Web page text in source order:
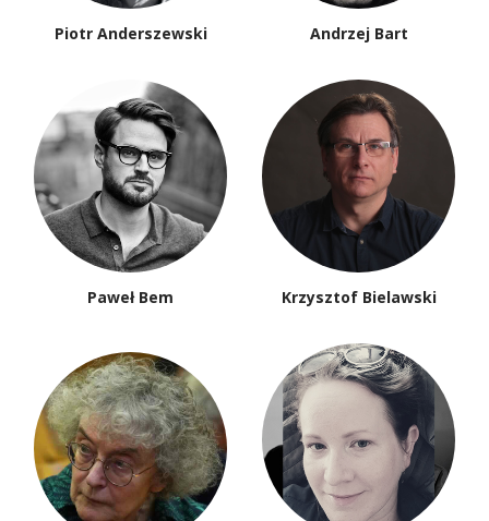
Piotr Anderszewski Andrzej Bart
Paweł Bem Krzysztof Bielawski